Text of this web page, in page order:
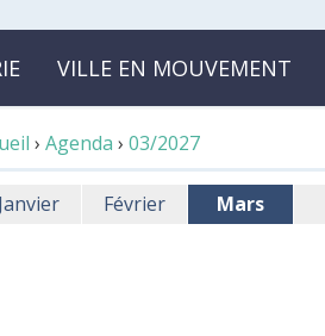
VILLE EN MOUVEMENT
› Agenda › 03/2027
Janvier Février Mars